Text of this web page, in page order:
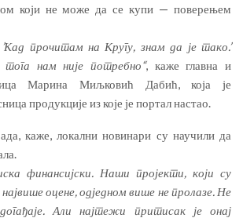
који не може да се купи — поверењем
прочитам на Кругу, знам да је тако.’
нам није потребно“, каже главна и
Марина Миљковић Дабић, која је
продукције из које је портал настао.
каже, локални новинари су научили да
финансијски. Наши пројекти, који су
оцене, одједном више не пролазе. Не
Али најтежи притисак је онај